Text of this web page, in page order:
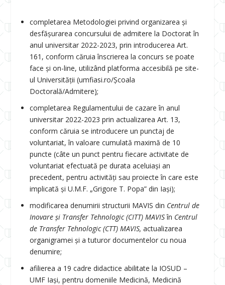
completarea Metodologiei privind organizarea și
desfășurarea concursului de admitere la Doctorat în
anul universitar 2022-2023, prin introducerea Art.
161 , conform căruia înscrierea la concurs se poate
face și on-line, utilizând platforma accesibilă pe site-
ul Universității (umfiasi.ro/Școala
Doctorală/Admitere);
completarea Regulamentului de cazare în anul
universitar 2022-2023 prin actualizarea Art. 13,
conform căruia se introducere un punctaj de
voluntariat, în valoare cumulată maximă de 10
puncte (câte un punct pentru fiecare activitate de
voluntariat efectuată pe durata aceluiași an
precedent, pentru activități sau proiecte în care este
implicată și U.M.F. „Grigore T. Popa” din Iaşi);
modificarea denumirii structurii MAVIS din Centrul de
Inovare și Transfer Tehnologic (CITT) MAVISîn Centrul
de Transfer Tehnologic (CTT) MAVIS, actualizarea
organigramei și a tuturor documentelor cu noua
denumire;
afilierea a 19 cadre didactice abilitate la IOSUD –
UMF Iași, pentru domeniile Medicină, Medicină